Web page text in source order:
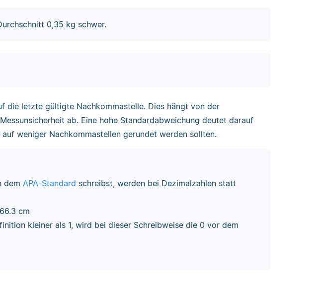
0,35 kg schwer.
die letzte gültigte Nachkommastelle. Dies hängt von der
ab. Eine hohe Standardabweichung deutet darauf
weniger Nachkommastellen gerundet werden sollten.
dem APA-Standard schreibst, werden bei Dezimalzahlen statt
cm
kleiner als 1, wird bei dieser Schreibweise die 0 vor dem